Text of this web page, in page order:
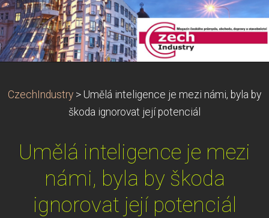
CzechIndustry > Umělá inteligence je mezi námi, byla by
škoda ignorovat její potenciál
Umělá inteligence je mezi
námi, byla by škoda
ignorovat její potenciál